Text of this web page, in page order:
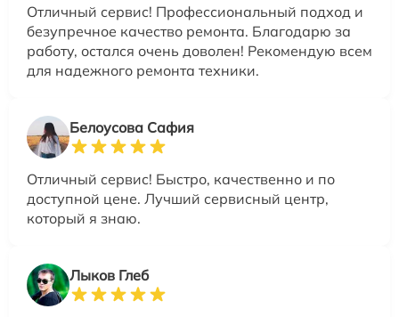
Отличный сервис! Профессиональный подход и
безупречное качество ремонта. Благодарю за
работу, остался очень доволен! Рекомендую всем
для надежного ремонта техники.
Белоусова Сафия
Отличный сервис! Быстро, качественно и по
доступной цене. Лучший сервисный центр,
который я знаю.
Лыков Глеб